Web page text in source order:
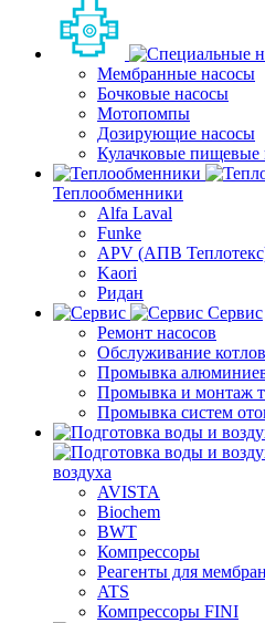
Мембранные насосы
Бочковые насосы
Мотопомпы
Дозирующие насосы
Кулачковые пищевые
Теплообменники
Alfa Laval
Funke
APV (АПВ
Kaori
Ридан
Сервис
Ремонт насосов
Обслуживание котлов
Промывка
Промывка и монтаж
Промывка систем
воздуха
AVISTA
Biochem
BWT
Компрессоры
Реагенты для
ATS
Компрессоры FINI